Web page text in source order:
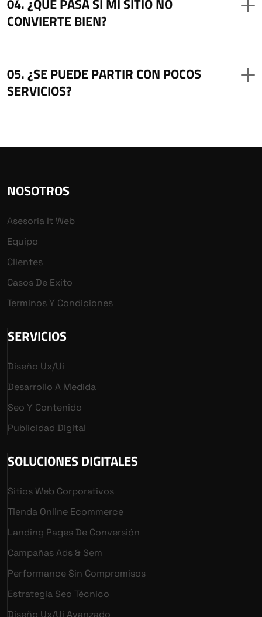
CONVIERTE BIEN?
¿SE PUEDE PARTIR CON POCOS
SERVICIOS?
NOSOTROS
Asesoria It Web
Equipo
Clientes
Casos De Exito
Terminos Y Condiciones
SERVICIOS
Diseño Ux/ui
Desarrollo A Medida
Seo Y Contenido
Publicidad Digital
SOLUCIONES DIGITALES
Sitios Web Corporativos
Tienda Online Ecommerce
Landing Pages De Conversión
Campañas Ads & Sem
Performance Sin Compromisos
Estrategia Seo Técnico
Diseño Ux/ui Avanzado